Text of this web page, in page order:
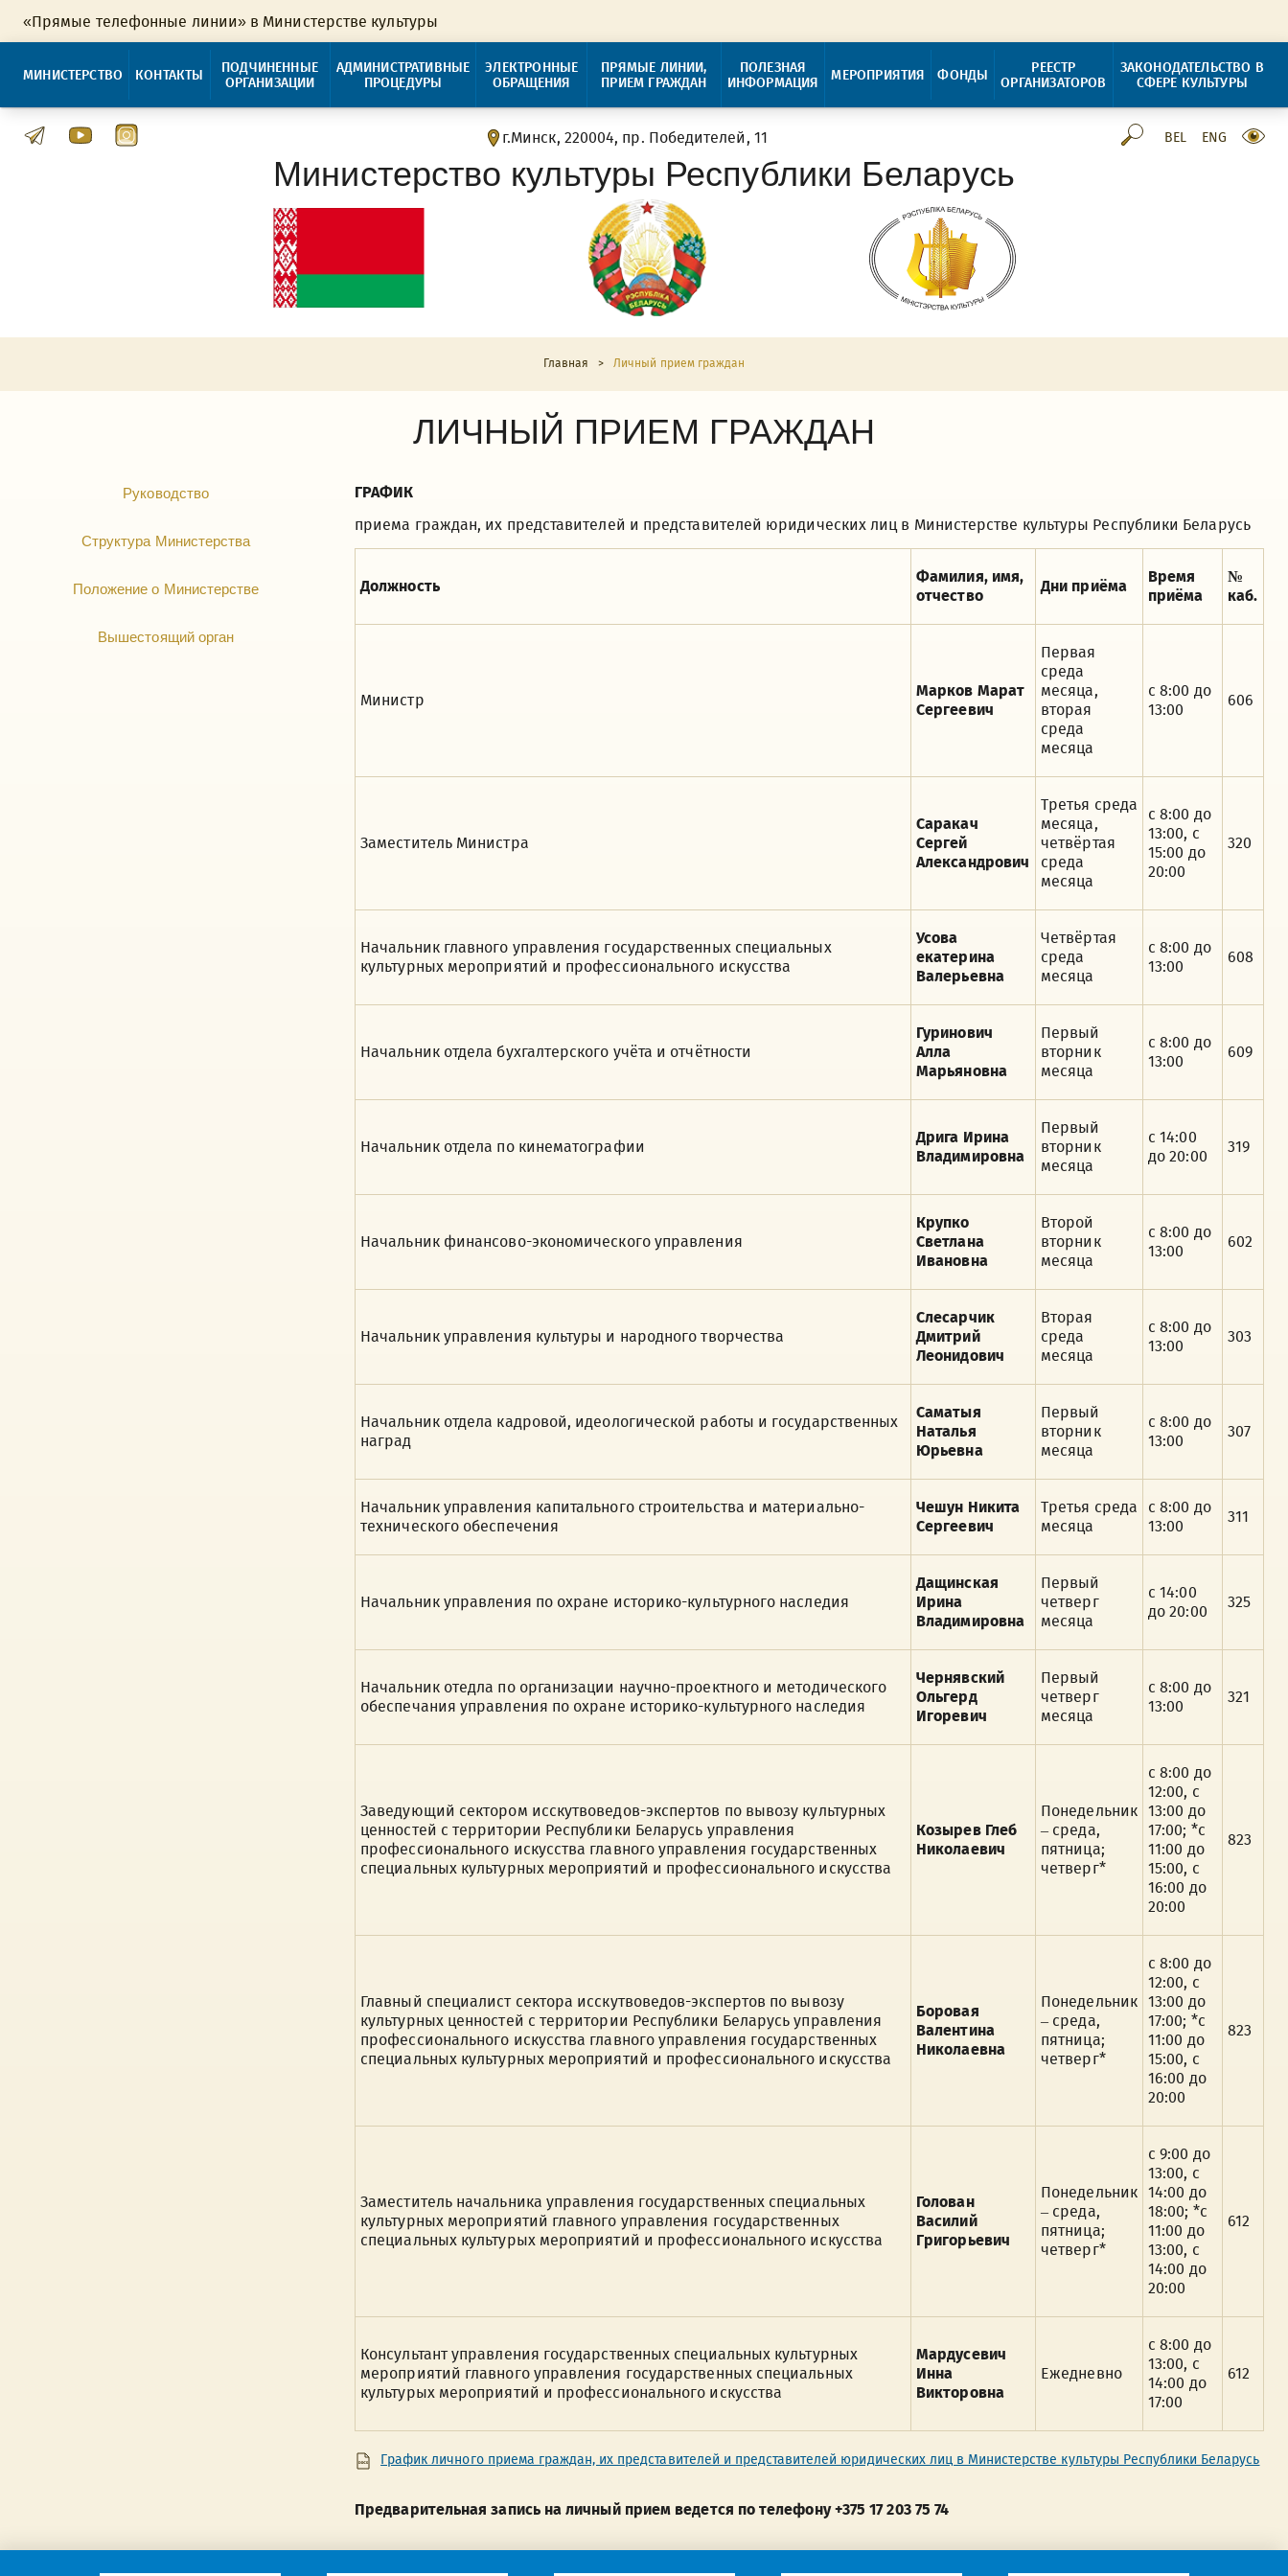
«Прямые телефонные линии» в Министерстве культуры
МИНИСТЕРСТВО КОНТАКТЫ
ПОДЧИНЕННЫЕ
ОРГАНИЗАЦИИ
АДМИНИСТРАТИВНЫЕ
ПРОЦЕДУРЫ
ЭЛЕКТРОННЫЕ
ОБРАЩЕНИЯ
ПРЯМЫЕ ЛИНИИ,
ПРИЕМ ГРАЖДАН
ПОЛЕЗНАЯ
ИНФОРМАЦИЯ
МЕРОПРИЯТИЯ ФОНДЫ
РЕЕСТР
ОРГАНИЗАТОРОВ
ЗАКОНОДАТЕЛЬСТВО В
СФЕРЕ КУЛЬТУРЫ
г.Минск, 220004, пр. Победителей, 11 BEL ENG
Министерство культуры Республики Беларусь
Главная > Личный прием граждан
ЛИЧНЫЙ ПРИЕМ ГРАЖДАН
Руководство
Структура Министерства
Положение о Министерстве
Вышестоящий орган
ГРАФИК
приема граждан, их представителей и представителей юридических лиц в Министерстве культуры Республики Беларусь
Должность
Фамилия, имя,
отчество
Дни приёма
Время
приёма
№
каб.
Министр
Марков Марат
Сергеевич
Первая
среда
месяца,
вторая
среда
месяца
с 8:00 до
13:00
606
Заместитель Министра
Саракач
Сергей
Александрович
Третья среда
месяца,
четвёртая
среда
месяца
с 8:00 до
13:00, с
15:00 до
20:00
320
Начальник главного управления государственных специальных
культурных мероприятий и профессионального искусства
Усова
екатерина
Валерьевна
Четвёртая
среда
месяца
с 8:00 до
13:00
608
Начальник отдела бухгалтерского учёта и отчётности
Гуринович
Алла
Марьяновна
Первый
вторник
месяца
с 8:00 до
13:00
609
Начальник отдела по кинематографии
Дрига Ирина
Владимировна
Первый
вторник
месяца
с 14:00
до 20:00
319
Начальник финансово-экономического управления
Крупко
Светлана
Ивановна
Второй
вторник
месяца
с 8:00 до
13:00
602
Начальник управления культуры и народного творчества
Слесарчик
Дмитрий
Леонидович
Вторая
среда
месяца
с 8:00 до
13:00
303
Начальник отдела кадровой, идеологической работы и государственных
наград
Саматыя
Наталья
Юрьевна
Первый
вторник
месяца
с 8:00 до
13:00
307
Начальник управления капитального строительства и материально-
технического обеспечения
Чешун Никита
Сергеевич
Третья среда
месяца
с 8:00 до
13:00
311
Начальник управления по охране историко-культурного наследия
Дащинская
Ирина
Владимировна
Первый
четверг
месяца
с 14:00
до 20:00
325
Начальник отедла по организации научно-проектного и методического
обеспечания управления по охране историко-культурного наследия
Чернявский
Ольгерд
Игоревич
Первый
четверг
месяца
с 8:00 до
13:00
321
Заведующий сектором исскутвоведов-экспертов по вывозу культурных
ценностей с территории Республики Беларусь управления
профессионального искусства главного управления государственных
специальных культурных мероприятий и профессионального искусства
Козырев Глеб
Николаевич
Понедельник
– среда,
пятница;
четверг*
с 8:00 до
12:00, с
13:00 до
17:00; *с
11:00 до
15:00, с
16:00 до
20:00
823
Главный специалист сектора исскутвоведов-экспертов по вывозу
культурных ценностей с территории Республики Беларусь управления
профессионального искусства главного управления государственных
специальных культурных мероприятий и профессионального искусства
Боровая
Валентина
Николаевна
Понедельник
– среда,
пятница;
четверг*
с 8:00 до
12:00, с
13:00 до
17:00; *с
11:00 до
15:00, с
16:00 до
20:00
823
Заместитель начальника управления государственных специальных
культурных мероприятий главного управления государственных
специальных культурых мероприятий и профессионального искусства
Голован
Василий
Григорьевич
Понедельник
– среда,
пятница;
четверг*
с 9:00 до
13:00, с
14:00 до
18:00; *с
11:00 до
13:00, с
14:00 до
20:00
612
Консультант управления государственных специальных культурных
мероприятий главного управления государственных специальных
культурых мероприятий и профессионального искусства
Мардусевич
Инна
Викторовна
Ежедневно
с 8:00 до
13:00, с
14:00 до
17:00
612
График личного приема граждан, их представителей и представителей юридических лиц в Министерстве культуры Республики Беларусь
Предварительная запись на личный прием ведется по телефону +375 17 203 75 74